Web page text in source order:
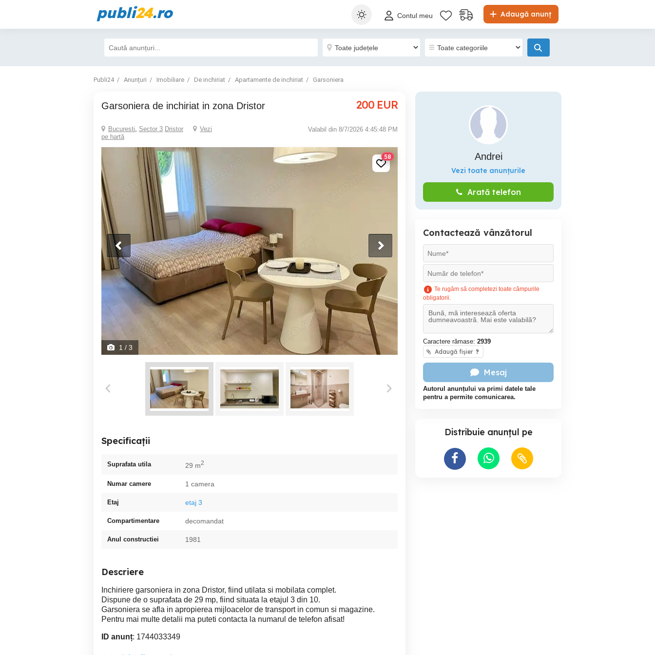
publi24.ro Adaugă anunț
Contul meu
Publi24 Anunțuri Imobiliare De inchiriat Apartamente de inchiriat Garsoniera
Garsoniera de inchiriat in zona Dristor 200 EUR
Bucuresti, Sector 3 Dristor
Vezi
pe hartă
Valabil din 8/7/2026 4:45:48 PM
58
1 / 3
Specificații
Suprafata utila 29 m2
Numar camere 1 camera
Etaj etaj 3
Compartimentare decomandat
Anul constructiei 1981
Descriere
Inchiriere garsoniera in zona Dristor, fiind utilata si mobilata complet.
Dispune de o suprafata de 29 mp, fiind situata la etajul 3 din 10.
Garsoniera se afla in apropierea mijloacelor de transport in comun si magazine.
Pentru mai multe detalii ma puteti contacta la numarul de telefon afisat!
ID anunț: 1744033349
Andrei
Vezi toate anunțurile
Arată telefon
Contactează vânzătorul
Te rugăm să completezi toate câmpurile
obligatorii.
Caractere rămase: 2939
Adaugă fișier ?
Mesaj
Autorul anunțului va primi datele tale
pentru a permite comunicarea.
Distribuie anunțul pe